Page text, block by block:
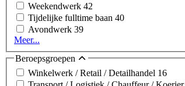
Weekendwerk 42
Tijdelijke fulltime baan 40
Avondwerk 39
Meer...
Beroepsgroepen
Winkelwerk / Retail / Detailhandel 16